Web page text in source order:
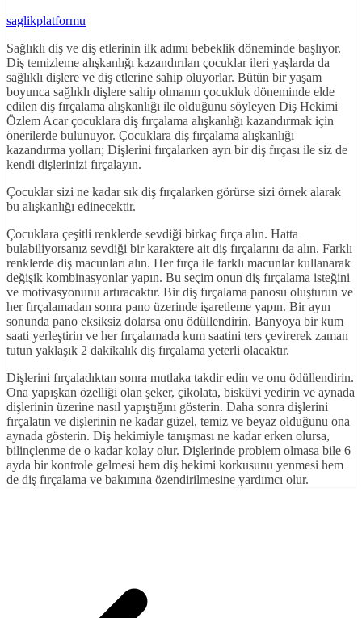
saglikplatformu
Sağlıklı diş ve diş etlerinin ilk adımı bebeklik döneminde başlıyor.
Diş temizleme alışkanlığı kazandırılan çocuklar ileri yaşlarda da
sağlıklı dişlere ve diş etlerine sahip oluyorlar. Bütün bir yaşam
boyunca sağlıklı dişlere sahip olmanın çocukluk döneminde elde
edilen diş fırçalama alışkanlığı ile olduğunu söyleyen Diş Hekimi
Özlem Acar çocuklara diş fırçalama alışkanlığı kazandırmak için
önerilerde bulunuyor. Çocuklara diş fırçalama alışkanlığı
kazandırma yolları; Dişlerini fırçalarken ayrı bir diş fırçası ile siz de
kendi dişlerinizi fırçalayın.
Çocuklar sizi ne kadar sık diş fırçalarken görürse sizi örnek alarak
bu alışkanlığı edinecektir.
Çocuklara çeşitli renklerde sevdiği birkaç fırça alın. Hatta
bulabiliyorsanız sevdiği bir karaktere ait diş fırçalarını da alın. Farklı
renklerde diş macunları alın. Her fırça ile farklı macunlar kullanarak
değişik kombinasyonlar yapın. Bu seçim onun diş fırçalama isteğini
ve motivasyonunu artıracaktır. Bir diş fırçalama panosu oluşturun ve
her fırçalamadan sonra pano üzerinde işaretleme yapın. Bir ayın
sonunda pano eksiksiz dolarsa onu ödüllendirin. Banyoya bir kum
saati yerleştirin ve her fırçalamada kum saatini ters çevirerek zaman
tutun yaklaşık 2 dakikalık diş fırçalama yeterli olacaktır.
Dişlerini fırçaladıktan sonra mutlaka takdir edin ve onu ödüllendirin.
Ona yapışkan özelliği olan şeker, çikolata, bisküvi yedirin ve aynada
dişlerinin üzerine nasıl yapıştığını gösterin. Daha sonra dişlerini
fırçalatın ve dişlerinin ne kadar güzel, temiz ve beyaz olduğunu ona
aynada gösterin. Diş hekimiyle tanışması ne kadar erken olursa,
bilinçlenme de o kadar kolay olur. Dişlerinde problem olmasa bile 6
ayda bir kontrole gelmesi hem diş hekimi korkusunu yenmesi hem
de diş fırçalama ve bakımına özendirilmesine yardımcı olur.